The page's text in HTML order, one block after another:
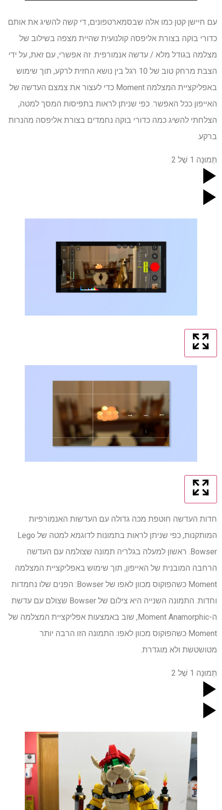
עם חיישן קטן כמו אלה שבסמארטפונים, די קשה להשיג את אותם
כדורי בוקה בצורת אליפסה קולנועית שהיית מצפה בשילוב של
מצלמה בגודל מלא / עדשה אנמורפית. זה אפשרי, עם זאת, על ידי
הצבת מרחק טוב של 10 רגל בין נושא החזית לרקע, תוך שימוש
באפליקציית המצלמה Moment כדי לעצור את צמצם העדשה של
האייפון ככל האפשר. כפי שניתן לראות בתפיסות המסך למטה,
הצלחתי להשיג כמה כדורי בוקה נחמדים בצורת אליפסה מהנרות
ברקע.
תְמוּנָה 1 שֶׁל 2
חדות העדשה חוטפת מכה גדולה עם העדשות האנמורפיות
המותקנות, כפי שניתן לראות בתמונות לדוגמא למטה של ​​Lego
Bowser. ראשון למעלה בגלריה תמונה שצולמה עם העדשה
הרחבה המובנית של האייפון, תוך שימוש באפליקציית המצלמה
Moment כשהפוקוס מכוון לאפו של Bowser: הפנים שלו נחמדות
וחדות. התמונה השנייה היא צילום של Bowser שצולם עם עדשת
ה-Moment Anamorphic, שוב באמצעות אפליקציית המצלמה של
Moment כשהפוקוס מכוון לאפו: התמונה הזו הרבה יותר
מטושטשת ולא מוגדרת.
תְמוּנָה 1 שֶׁל 2